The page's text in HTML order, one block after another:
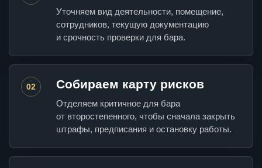
Уточняем вид деятельности, помещение,
сотрудников, текущую документацию
и срочность проверки для бара.
02 Собираем карту рисков
Отделяем критичное для бара
от второстепенного, чтобы сначала закрыть
штрафы, предписания и остановку работы.